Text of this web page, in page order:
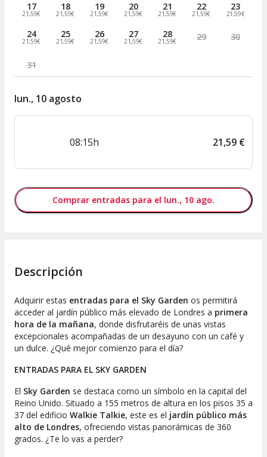
17
21,59€
18
21,59€
19
21,59€
20
21,59€
21
21,59€
22
21,59€
23
21,59€
24
21,59€
25
21,59€
26
21,59€
27
21,59€
28
21,59€ 29 30
31
lun., 10 agosto
08:15h 21,59 €
Comprar entradas para el lun., 10 ago.
Descripción
Adquirir estas entradas para el Sky Garden os permitirá
acceder al jardín público más elevado de Londres a primera
hora de la mañana, donde disfrutaréis de unas vistas
excepcionales acompañadas de un desayuno con un café y
un dulce. ¿Qué mejor comienzo para el día?
ENTRADAS PARA EL SKY GARDEN
El Sky Garden se destaca como un símbolo en la capital del
Reino Unido. Situado a 155 metros de altura en los pisos 35 a
37 del edificio Walkie Talkie, este es el jardín público más
alto de Londres, ofreciendo vistas panorámicas de 360
grados. ¿Te lo vas a perder?